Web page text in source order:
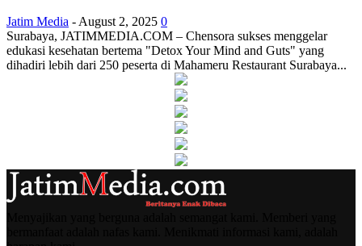
Jatim Media - August 2, 2025 0
Surabaya, JATIMMEDIA.COM – Chensora sukses menggelar
edukasi kesehatan bertema "Detox Your Mind and Guts" yang
dihadiri lebih dari 250 peserta di Mahameru Restaurant Surabaya...